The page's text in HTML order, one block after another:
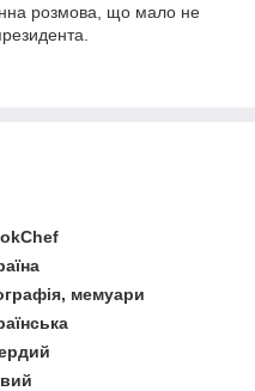
розмова, що мало не
мемуари